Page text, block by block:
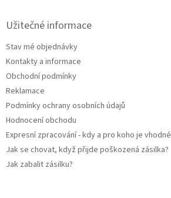
Užitečné informace
Stav mé objednávky
Kontakty a informace
Obchodní podmínky
Reklamace
Podmínky ochrany osobních údajů
Hodnocení obchodu
Expresní zpracování - kdy a pro koho je vhodné
Jak se chovat, když přijde poškozená zásilka?
Jak zabalit zásilku?